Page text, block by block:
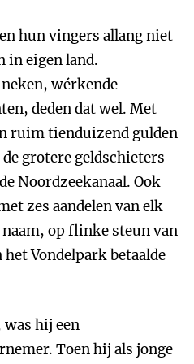
hun vingers allang niet
in eigen land.
wérkende
deden dat wel. Met
ruim tienduizend gulden
grotere geldschieters
Noordzeekanaal. Ook
zes aandelen van elk
op flinke steun van
Vondelpark betaalde
hij een
Toen hij als jonge